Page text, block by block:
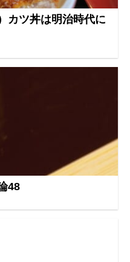
カツ丼は明治時代に
48